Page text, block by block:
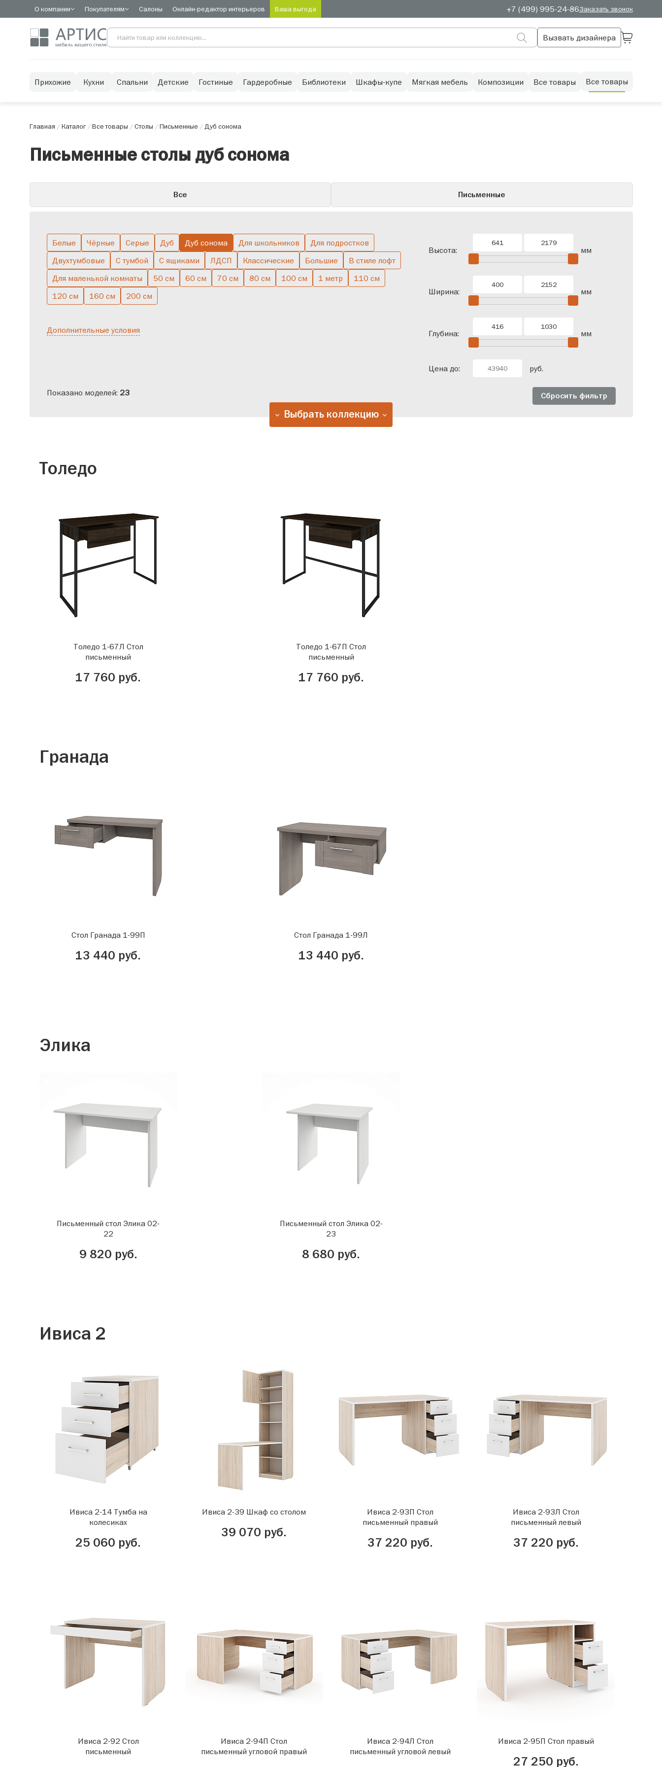
О компании Покупателям Салоны Онлайн-редактор интерьеров Ваша выгода +7 (499) 995-24-86Заказать звонок
Вызвать дизайнера
Прихожие Кухни Спальни Детские Гостиные Гардеробные Библиотеки Шкафы-купе Мягкая мебель Композиции Все товары Все товары
Главная /Каталог/Все товары /Столы /Письменные /Дуб сонома
Письменные столы дуб сонома
Все Письменные
Белые Чёрные Серые Дуб Дуб сонома Для школьников
Для подростков
Двухтумбовые
С тумбой С ящиками ЛДСП Классические Большие
В стиле лофт
Для маленькой комнаты
50 см 60 см 70 см 80 см 100 см 1 метр
110 см
120 см
160 см 200 см
Дополнительные условия
Высота: мм
Ширина: мм
Глубина: мм
Цена до: руб.
Показано моделей: 23 Сбросить фильтр
Выбрать коллекцию
Толедо
Толедо 1-67Л Стол
письменный
17 760 руб.
Толедо 1-67П Стол
письменный
17 760 руб.
Гранада
Стол Гранада 1-99П
13 440 руб.
Стол Гранада 1-99Л
13 440 руб.
Элика
Письменный стол Элика 02-
22
9 820 руб.
Письменный стол Элика 02-
23
8 680 руб.
Ивиса 2
Ивиса 2-14 Тумба на
колесиках
25 060 руб.
Ивиса 2-39 Шкаф со столом
39 070 руб.
Ивиса 2-93П Стол
письменный правый
37 220 руб.
Ивиса 2-93Л Стол
письменный левый
37 220 руб.
Ивиса 2-92 Стол
письменный
Ивиса 2-94П Стол
письменный угловой правый
Ивиса 2-94Л Стол
письменный угловой левый
Ивиса 2-95П Стол правый
27 250 руб.